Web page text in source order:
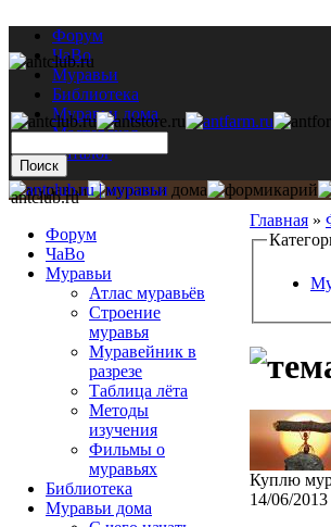
Форум
ЧаВо
Муравьи
Библиотека
Муравьи дома
Мастерская
Каталог
Главная »
Куплю
14/06/
antclub.ru
Форум
ЧаВо
Муравьи
Атлас муравьёв
Строение
муравья
Муравейник в
разрезе
Таблица лёта
Методы
изучения
Фильмы о
муравьях
Библиотека
Муравьи дома